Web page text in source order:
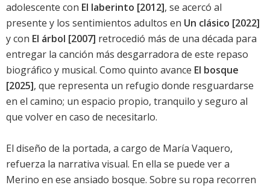
adolescente con El laberinto [2012], se acercó al
presente y los sentimientos adultos en Un clásico [2022]
y con El árbol [2007] retrocedió más de una década para
entregar la canción más desgarradora de este repaso
biográfico y musical. Como quinto avance El bosque
[2025], que representa un refugio donde resguardarse
en el camino; un espacio propio, tranquilo y seguro al
que volver en caso de necesitarlo.
El diseño de la portada, a cargo de María Vaquero,
refuerza la narrativa visual. En ella se puede ver a
Merino en ese ansiado bosque. Sobre su ropa recorren